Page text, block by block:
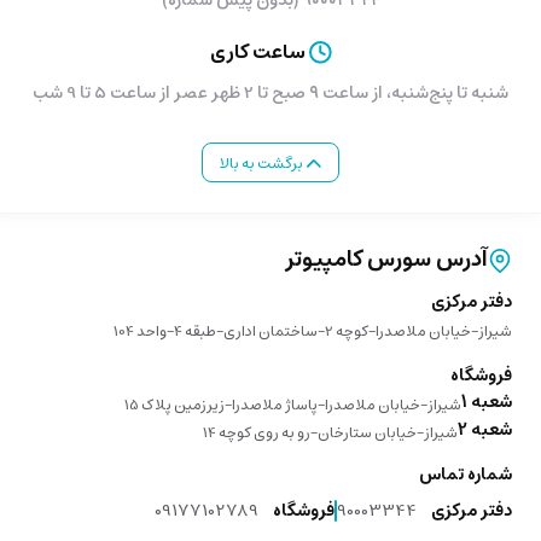
ساعت کاری
شنبه تا پنج‌شنبه، از ساعت ۹ صبح تا 2 ظهر عصر از ساعت 5 تا 9 شب
برگشت به بالا
آدرس سورس کامپیوتر
دفتر مرکزی
شیراز-خیابان ملاصدرا-کوچه 2-ساختمان اداری-طبقه 4-واحد 104
فروشگاه
شعبه 1 شیراز-خیابان ملاصدرا-پاساژ ملاصدرا-زیرزمین پلاک 15
شعبه 2 شیراز-خیابان ستارخان-رو به روی کوچه 14
شماره تماس
دفتر مرکزی 90003344فروشگاه 09177102789